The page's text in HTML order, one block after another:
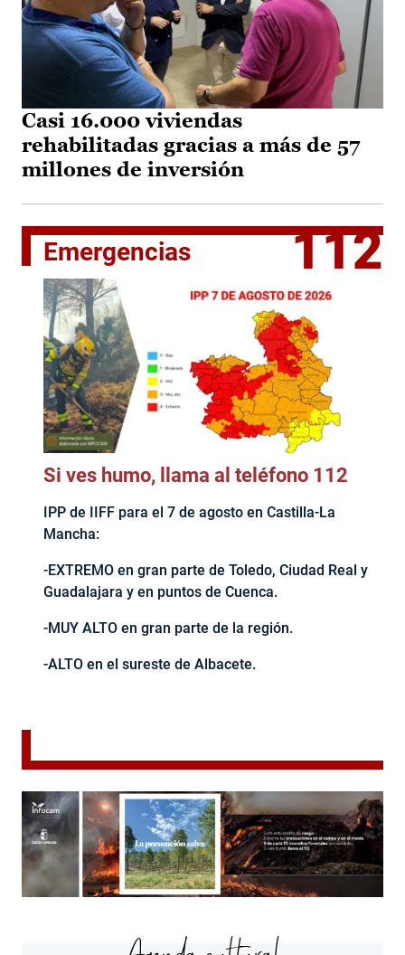
Casi 16.000 viviendas
rehabilitadas gracias a más de 57
millones de inversión
Emergencias 112
Si ves humo, llama al teléfono 112
IPP de IIFF para el 7 de agosto en Castilla-La
Mancha:
-EXTREMO en gran parte de Toledo, Ciudad Real y
Guadalajara y en puntos de Cuenca.
-MUY ALTO en gran parte de la región.
-ALTO en el sureste de Albacete.